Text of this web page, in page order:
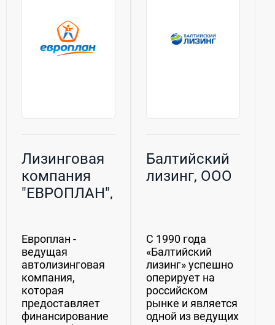
Лизинговая
компания
"ЕВРОПЛАН",
Европлан -
ведущая
автолизинговая
компания,
которая
предоставляет
финансирование
Балтийский
лизинг, ООО
С 1990 года
«Балтийский
лизинг» успешно
оперирует на
российском
рынке и является
одной из ведущих